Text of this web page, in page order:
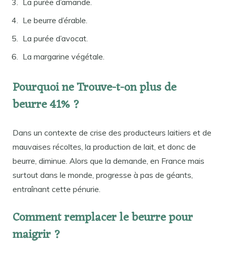
Le beurre d’érable.
La purée d’avocat.
La margarine végétale.
Pourquoi ne Trouve-t-on plus de
beurre 41% ?
Dans un contexte de crise des producteurs laitiers et de
mauvaises récoltes, la production de lait, et donc de
beurre, diminue. Alors que la demande, en France mais
surtout dans le monde, progresse à pas de géants,
entraînant cette pénurie.
Comment remplacer le beurre pour
maigrir ?